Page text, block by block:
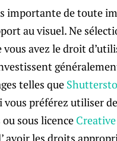
importante de toute
au visuel. Ne
vous avez le droit
telles que
vous préférez utiliser
sous licence
avoir les droits